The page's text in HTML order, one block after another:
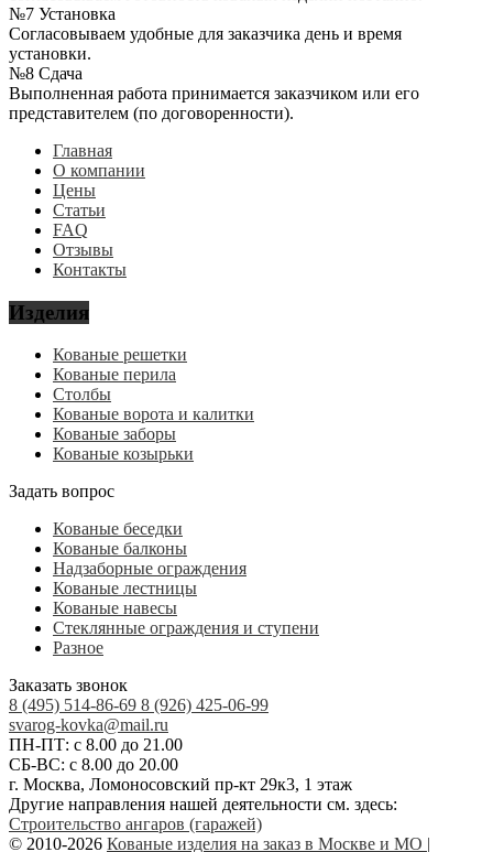
№7 Установка
Согласовываем удобные для заказчика день и время
установки.
№8 Сдача
Выполненная работа принимается заказчиком или его
представителем (по договоренности).
Главная
О компании
Цены
Статьи
FAQ
Отзывы
Контакты
Изделия
Кованые решетки
Кованые перила
Столбы
Кованые ворота и калитки
Кованые заборы
Кованые козырьки
Задать вопрос
Кованые беседки
Кованые балконы
Надзаборные ограждения
Кованые лестницы
Кованые навесы
Стеклянные ограждения и ступени
Разное
Заказать звонок
8 (495) 514-86-69 8 (926) 425-06-99
svarog-kovka@mail.ru
ПН-ПТ: с 8.00 до 21.00
СБ-ВС: с 8.00 до 20.00
г. Москва, Ломоносовский пр-кт 29к3, 1 этаж
Другие направления нашей деятельности см. здесь:
Строительство ангаров (гаражей)
© 2010-2026 Кованые изделия на заказ в Москве и МО |